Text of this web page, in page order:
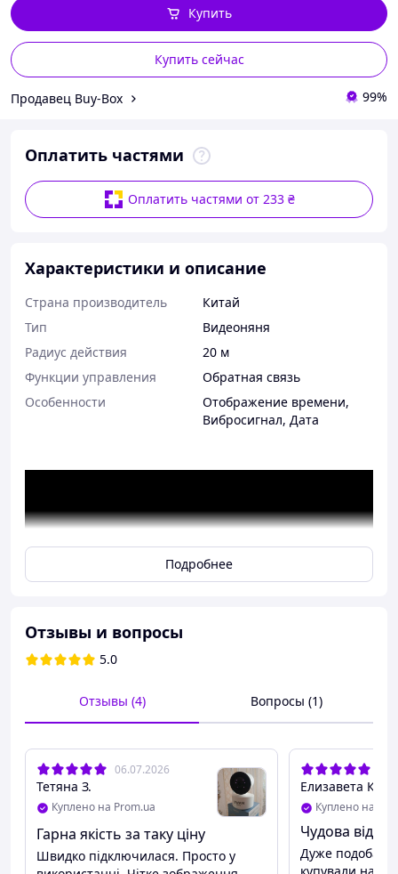
Купить сейчас
Купить
Продавец Buy-Box 99%
Оплатить частями
Оплатить частями от 233 ₴
Характеристики и описание
Страна производитель
Китай
Тип
Видеоняня
Радиус действия
20 м
Функции управления
Обратная связь
Особенности
Отображение времени,
Вибросигнал, Дата
- Управляйте устройством из любой точки Мира
- Гарантия 12 месяцев
- Серифицированное устройство
- Инструкция на украинском языке
Подробнее
Отзывы и вопросы
5.0
Отзывы (4) Вопросы (1)
06.07.2026
Тетяна З.
Куплено на Prom.ua
Гарна якість за таку ціну
Швидко підключилася. Просто у
Елизавета К.
Куплено на
Чудова
Дуже